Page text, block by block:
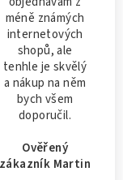
méně známých
internetových
shopů, ale
tenhle je skvělý
a nákup na něm
bych všem
doporučil.
Ověřený
zákazník Martin